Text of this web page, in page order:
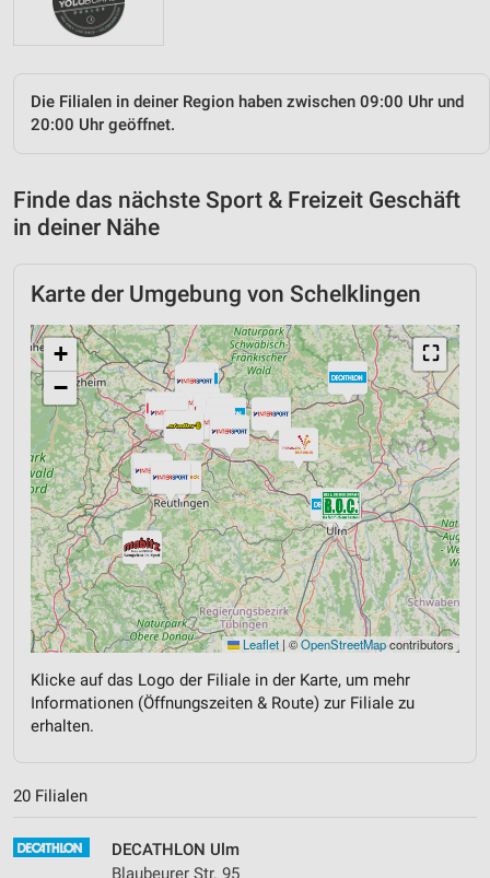
Die Filialen in deiner Region haben zwischen 09:00 Uhr und
20:00 Uhr geöffnet.
Finde das nächste Sport & Freizeit Geschäft
in deiner Nähe
Karte der Umgebung von Schelklingen
⛶
+
−
Leaflet | ©OpenStreetMapcontributors
Klicke auf das Logo der Filiale in der Karte, um mehr
Informationen (Öffnungszeiten & Route) zur Filiale zu
erhalten.
20 Filialen
DECATHLON Ulm
Blaubeurer Str. 95